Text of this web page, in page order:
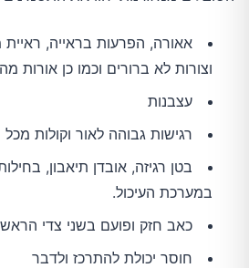
אאורה, הפרעות בראייה, ראיית
וצורות לא ברורים וכמו כן אורות
עצבנות
רגישות גבוהה לאור וקולות מכל
בטן רגיזה, אובדן תיאבון,
במערכת העיכול.
כאב חזק ופועם בשני צדי
חוסר יכולת להתרכז ולדבר